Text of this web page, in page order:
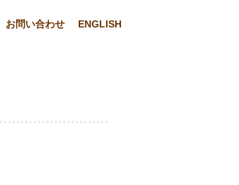
お問い合わせ ENGLISH